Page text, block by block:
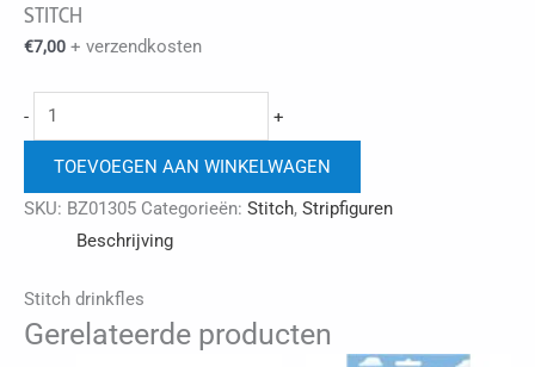
STITCH
€7,00 + verzendkosten
-
Stitch
aantal
+
TOEVOEGEN AAN WINKELWAGEN
SKU: BZ01305 Categorieën: Stitch, Stripfiguren
Beschrijving
Stitch drinkfles
Gerelateerde producten